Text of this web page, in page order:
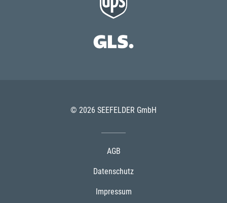
© 2026 SEEFELDER GmbH
AGB
Datenschutz
Impressum